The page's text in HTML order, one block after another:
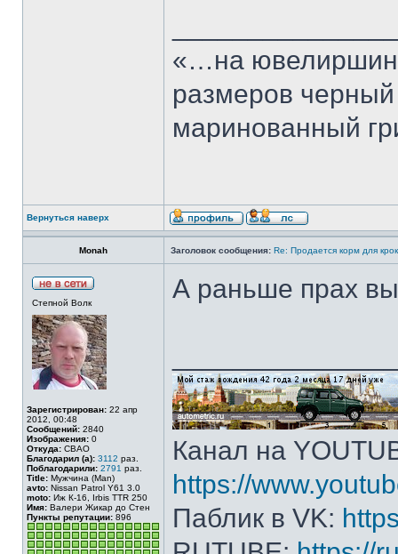
«…на
размеров черный
маринованный
Вернуться наверх
Monah Заголовок сообщения: Re: Продается корм для
Степной Волк
Зарегистрирован: 22 апр
2012, 00:48
Сообщений: 2840
Изображения: 0
Откуда: СВАО
Благодарил (а): 3112 раз.
Поблагодарили: 2791 раз.
Title: Мужчина (Man)
avto: Nissan Patrol Y61 3.0
moto: Иж К-16, Irbis TTR 250
Имя: Валери Жикар до Стен
Пункты репутации: 896
А раньше прах
Канал на
https://
Паблик в VK: